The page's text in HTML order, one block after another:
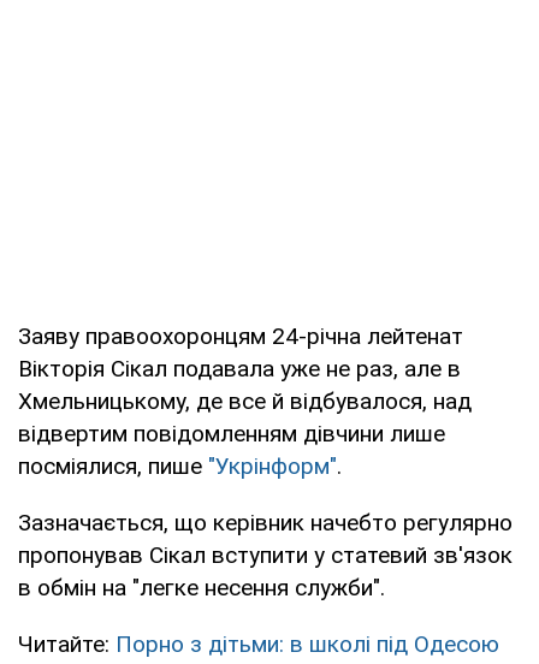
Заяву правоохоронцям 24-річна лейтенат
Вікторія Сікал подавала уже не раз, але в
Хмельницькому, де все й відбувалося, над
відвертим повідомленням дівчини лише
посміялися, пише "Укрінформ".
Зазначається, що керівник начебто регулярно
пропонував Сікал вступити у статевий зв'язок
в обмін на "легке несення служби".
Читайте: Порно з дітьми: в школі під Одесою